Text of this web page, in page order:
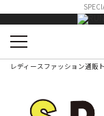
レディースファッション通販